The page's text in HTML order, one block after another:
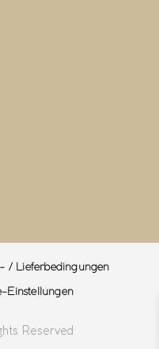
/ Lieferbedingungen
Einstellungen
Reserved